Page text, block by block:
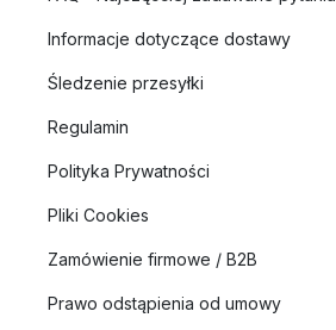
Informacje dotyczące dostawy
Śledzenie przesyłki
Regulamin
Polityka Prywatności
Pliki Cookies
Zamówienie firmowe / B2B
Prawo odstąpienia od umowy